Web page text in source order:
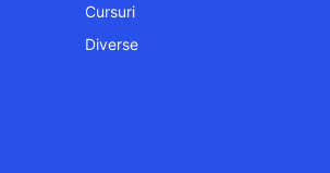
Cursuri
Diverse